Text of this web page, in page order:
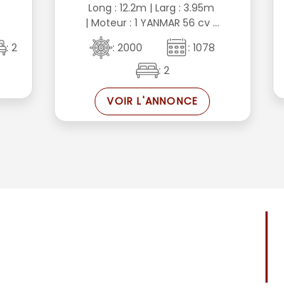
: 2
Long : 12.2m | Larg : 3.95m
| Moteur : 1 YANMAR 56 cv ...
: 2000
: 1078
: 2
VOIR L'ANNONCE